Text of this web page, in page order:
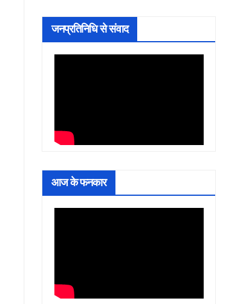
जनप्रतिनिधि से संवाद
आज के फनकार